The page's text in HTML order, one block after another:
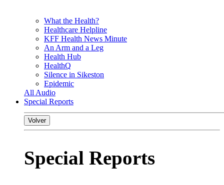
What the Health?
Healthcare Helpline
KFF Health News Minute
An Arm and a Leg
Health Hub
HealthQ
Silence in Sikeston
Epidemic
All Audio
Special Reports
Volver
Special Reports